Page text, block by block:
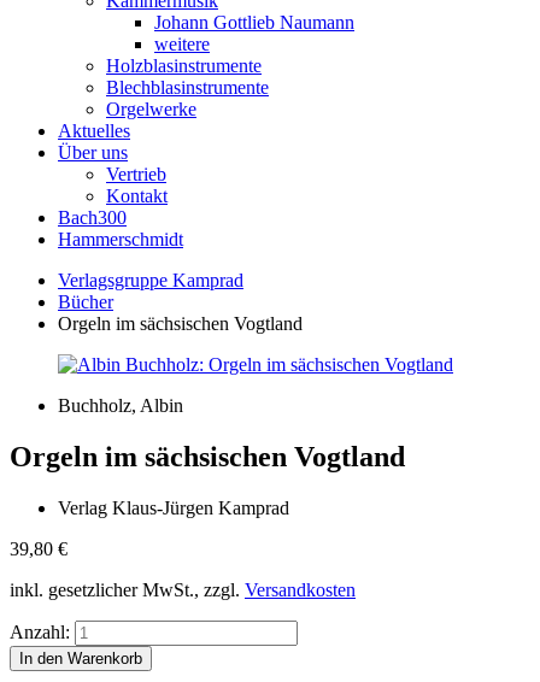
Johann Gottlieb Naumann
weitere
Holzblasinstrumente
Blechblasinstrumente
Orgelwerke
Aktuelles
Über uns
Vertrieb
Kontakt
Bach300
Hammerschmidt
Verlagsgruppe Kamprad
Bücher
Orgeln im sächsischen Vogtland
Buchholz, Albin
Orgeln im sächsischen Vogtland
Verlag Klaus-Jürgen Kamprad
39,80 €
inkl. gesetzlicher MwSt., zzgl. Versandkosten
Anzahl: